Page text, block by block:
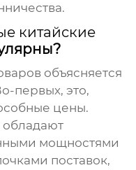
китайские
объясняется
первых, это,
цены.
обладают
мощностями
поставок,